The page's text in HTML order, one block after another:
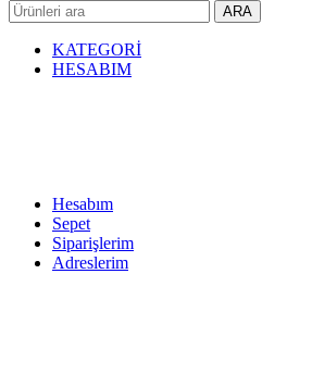
ARA
KATEGORİ
HESABIM
Hesabım
Sepet
Siparişlerim
Adreslerim